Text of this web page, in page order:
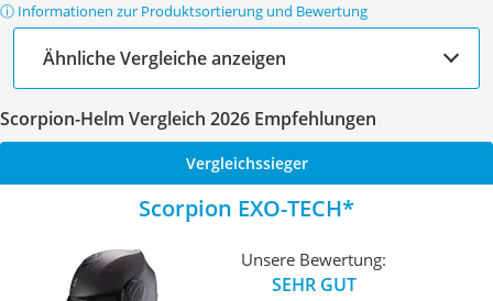
ⓘ Informationen zur Produktsortierung und Bewertung
Ähnliche Vergleiche anzeigen
Scorpion-Helm Vergleich 2026 Empfehlungen
Vergleichssieger
Scorpion EXO-TECH
Unsere Bewertung:
SEHR GUT